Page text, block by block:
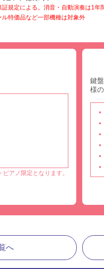
証規定による。消音・自動演奏は1年
特価品など一部機種は対象外
アノ限定となります。
鍵
様
へ